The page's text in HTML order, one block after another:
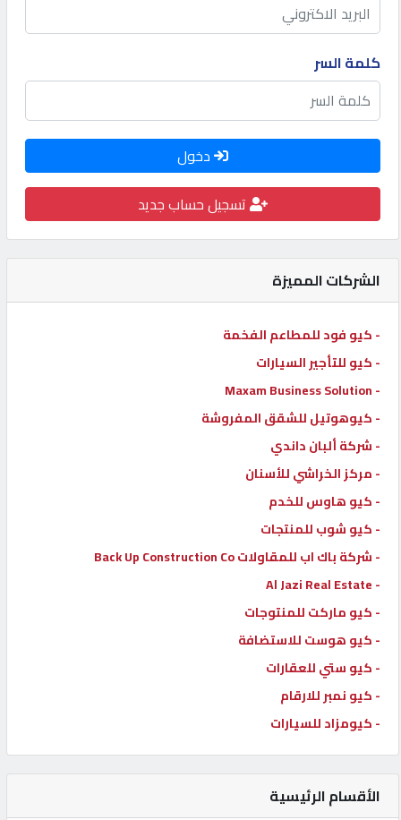
كيو
كارز
كيو
ماركت
القطري
POWERED
BY
QHOST
كلمة السر
دخول
تسجيل حساب جديد
الشركات المميزة
- كيو فود للمطاعم الفخمة
- كيو للتأجير السيارات
- Maxam Business Solution
- كيوهوتيل للشقق المفروشة
- شركة ألبان داندي
- مركز الخراشي للأسنان
- كيو هاوس للخدم
- كيو شوب للمنتجات
- شركة باك اب للمقاولات Back Up Construction Co
- Al Jazi Real Estate
- كيو ماركت للمنتوجات
- كيو هوست للاستضافة
- كيو ستي للعقارات
- كيو نمبر للارقام
- كيومزاد للسيارات
الأقسام الرئيسية